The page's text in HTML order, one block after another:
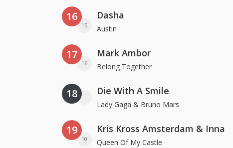
16
15
Dasha
Austin
17
16
Mark Ambor
Belong Together
18 Die With A Smile
Lady Gaga & Bruno Mars
19
10
Kris Kross Amsterdam & Inna
Queen Of My Castle